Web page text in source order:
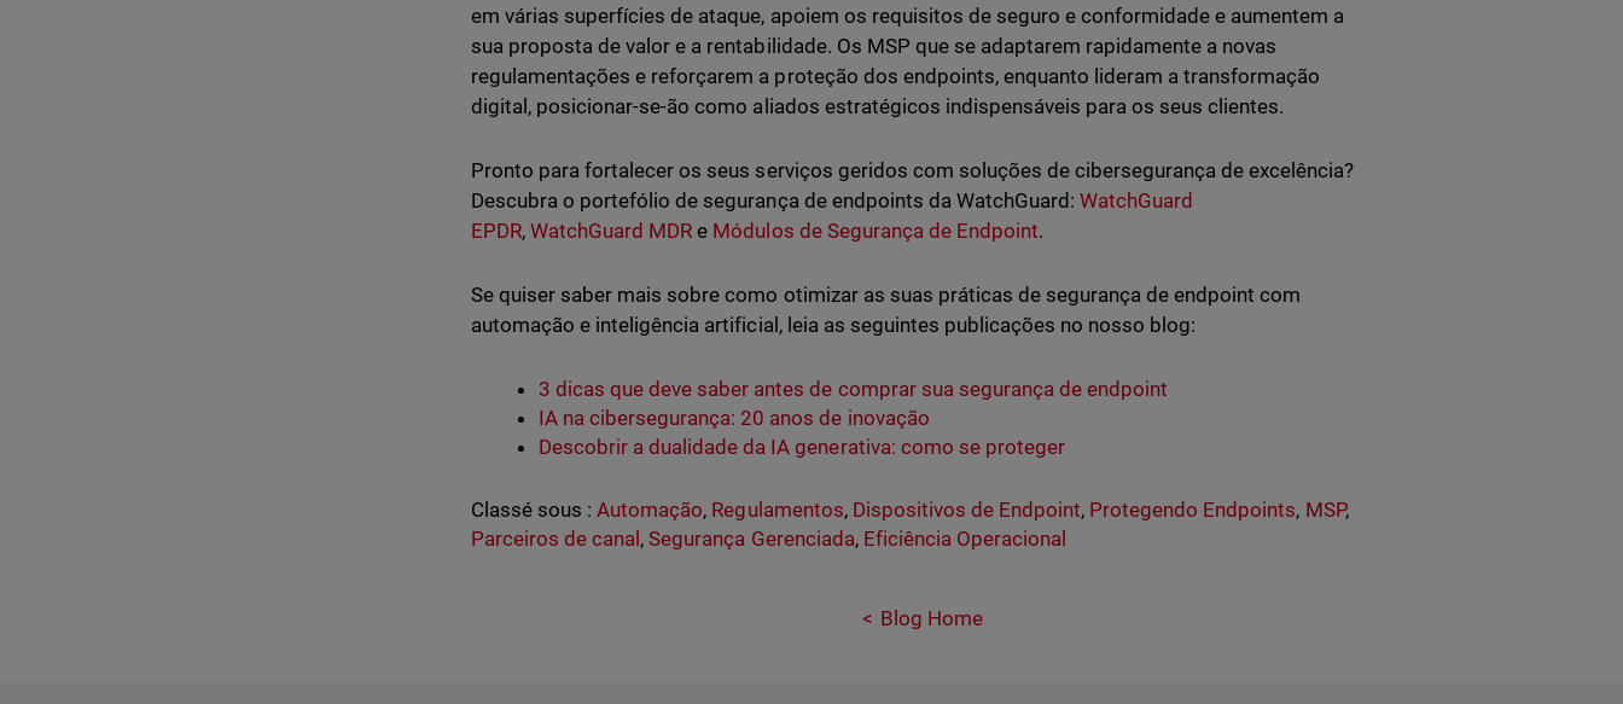
em várias superfícies de ataque, apoiem os requisitos de seguro e conformidade e aumentem a
sua proposta de valor e a rentabilidade. Os MSP que se adaptarem rapidamente a novas
regulamentações e reforçarem a proteção dos endpoints, enquanto lideram a transformação
digital, posicionar-se-ão como aliados estratégicos indispensáveis para os seus clientes.
Pronto para fortalecer os seus serviços geridos com soluções de cibersegurança de excelência?
Descubra o portefólio de segurança de endpoints da WatchGuard:WatchGuard
EPDR,WatchGuard MDR e Módulos de Segurança de Endpoint.
Se quiser saber mais sobre como otimizar as suas práticas de segurança de endpoint com
automação e inteligência artificial, leia as seguintes publicações no nosso blog:
3 dicas que deve saber antes de comprar sua segurança de endpoint
IA na cibersegurança: 20 anos de inovação
Descobrir a dualidade da IA generativa: como se proteger
Classé sous : Automação, Regulamentos, Dispositivos de Endpoint, Protegendo Endpoints, MSP,
Parceiros de canal ,Segurança Gerenciada, Eficiência Operacional
Blog Home